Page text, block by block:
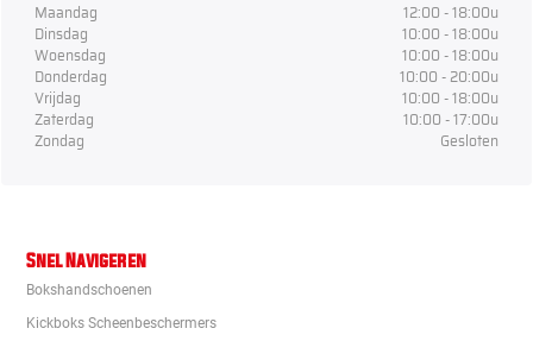
Maandag
12:00 - 18:00u
Dinsdag
10:00 - 18:00u
Woensdag
10:00 - 18:00u
Donderdag
10:00 - 20:00u
Vrijdag
10:00 - 18:00u
Zaterdag
10:00 - 17:00u
Zondag
Gesloten
Snel Navigeren
Bokshandschoenen
Kickboks Scheenbeschermers